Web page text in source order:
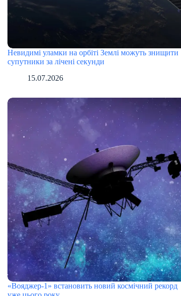
Невидимі уламки на орбіті Землі можуть знищити
супутники за лічені секунди
15.07.2026
«Вояджер-1» встановить новий космічний рекорд